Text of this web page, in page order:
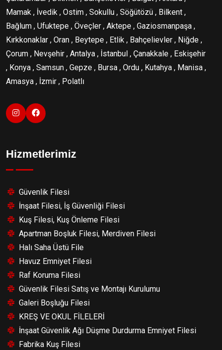
Mamak , İvedik , Ostim , Sokullu , Söğütözü , Bilkent ,
Bağlum , Ufuktepe , Öveçler , Aktepe , Gaziosmanpaşa ,
Kırkkonaklar , Oran , Beytepe , Etlik , Bahçelievler , Niğde ,
Çorum , Nevşehir , Antalya , İstanbul , Çanakkale , Eskişehir
, Konya , Samsun , Gepze , Bursa , Ordu , Kutahya , Manisa ,
Amasya , İzmir , Polatlı
Hizmetlerimiz
Güvenlik Filesi
İnşaat Filesi, İş Güvenliği Filesi
Kuş Filesi, Kuş Önleme Filesi
Apartman Boşluk Filesi, Merdiven Filesi
Halı Saha Üstü File
Havuz Emniyet Filesi
Raf Koruma Filesi
Güvenlik Filesi Satış ve Montajı Kurulumu
Galeri Boşluğu Filesi
KREŞ VE OKUL FİLELERİ
İnşaat Güvenlik Ağı Düşme Durdurma Emniyet Filesi
Fabrika Kuş Filesi